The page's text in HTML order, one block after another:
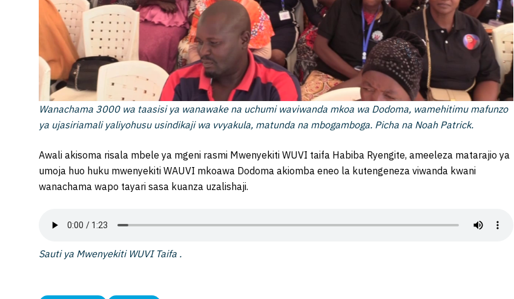
Wanachama 3000 wa taasisi ya wanawake na uchumi waviwanda mkoa wa Dodoma, wamehitimu mafunzo
ya ujasiriamali yaliyohusu usindikaji wa vvyakula, matunda na mbogamboga. Picha na Noah Patrick.
Awali akisoma risala mbele ya mgeni rasmi Mwenyekiti WUVI taifa Habiba Ryengite, ameeleza matarajio ya
umoja huo huku mwenyekiti WAUVI mkoawa Dodoma akiomba eneo la kutengeneza viwanda kwani
wanachama wapo tayari sasa kuanza uzalishaji.
Sauti ya Mwenyekiti WUVI Taifa .